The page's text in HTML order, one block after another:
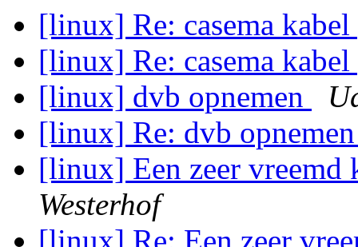
[linux] Re: casema
[linux] Re: casema
[linux] dvb opnemen
[linux] Re: dvb
[linux] Een zeer vreemd
Westerhof